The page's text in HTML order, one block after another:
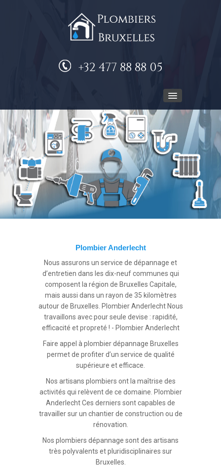
+32 477 88 88 05
ACCUEIL
PLOMBIER
NOS SERVICES
DEVIS GRATUIT
Plombier Anderlecht
Nous assurons un service de dépannage et
d’entretien dans les dix-neuf communes qui
composent la région de Bruxelles Capitale,
mais aussi dans un rayon de 35 kilomètres
autour de Bruxelles. Plombier Anderlecht Nous
travaillons avec pour seule devise : rapidité,
efficacité et propreté ! - Plombier Anderlecht
Faire appel à plombier dépannage Bruxelles
permet de profiter d’un service de qualité
supérieure et efficace.
Nos artisans plombiers ont la maîtrise des
activités qui relèvent de ce domaine. Plombier
Anderlecht Ces derniers sont capables de
travailler sur un chantier de construction ou de
rénovation.
Nos plombiers dépannage sont des artisans
très polyvalents et pluridisciplinaires sur
Bruxelles.